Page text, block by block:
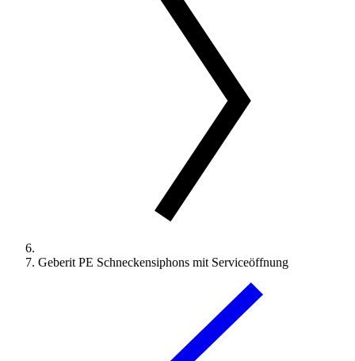
Geberit PE Schneckensiphons mit Serviceöffnung